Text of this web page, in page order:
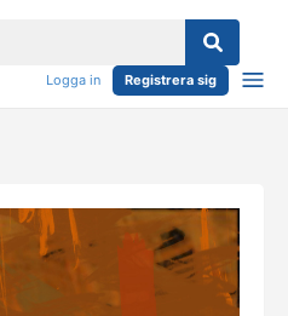
Logga in Registrera sig